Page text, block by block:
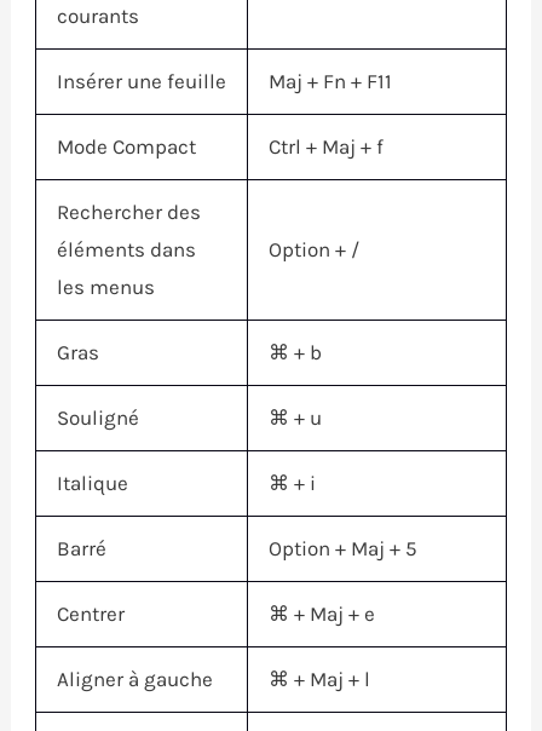
courants
Insérer une feuille Maj + Fn + F11
Mode Compact Ctrl + Maj + f
Rechercher des
éléments dans
les menus
Option + /
Gras ⌘ + b
Souligné ⌘ + u
Italique ⌘ + i
Barré Option + Maj + 5
Centrer ⌘ + Maj + e
Aligner à gauche ⌘ + Maj + l